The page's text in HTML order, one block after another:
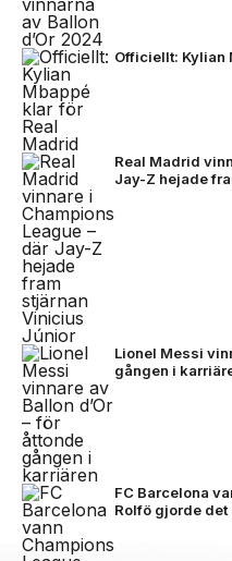
Officiellt: Kylian
Real Madrid
Jay-Z hejade
Lionel Messi
gången i
FC Barcelona
Rolfö gjorde